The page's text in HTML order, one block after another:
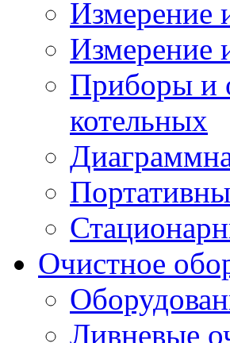
Измерение
Измерение
Приборы и
котельных
Очистное
Ливневые